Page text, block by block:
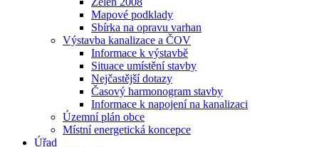
Mapové podklady
Sbírka na opravu varhan
Výstavba kanalizace a ČOV
Informace k výstavbě
Situace umístění stavby
Nejčastější dotazy
Časový harmonogram stavby
Informace k napojení na kanalizaci
Územní plán obce
Místní energetická koncepce
Úřad